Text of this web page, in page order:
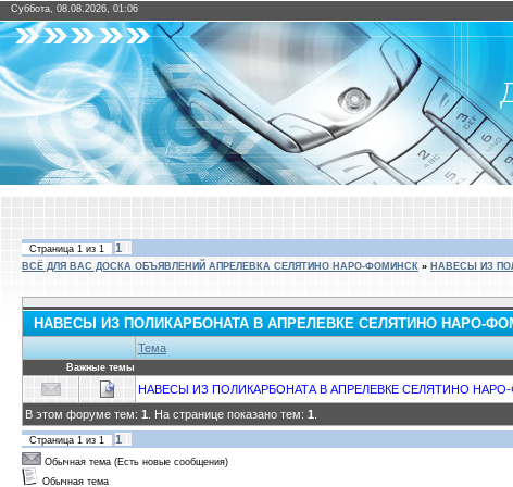
Суббота, 08.08.2026, 01:06
Страница 1 из 1 1
ВСЁ ДЛЯ ВАС ДОСКА ОБЪЯВЛЕНИЙ АПРЕЛЕВКА СЕЛЯТИНО НАРО-ФОМИНСК » НАВЕСЫ ИЗ
НАВЕСЫ ИЗ ПОЛИКАРБОНАТА В АПРЕЛЕВКЕ СЕЛЯТИНО НАРО-
Тема
Важные темы
НАВЕСЫ ИЗ ПОЛИКАРБОНАТА В АПРЕЛЕВКЕ СЕЛЯТИНО
В этом форуме тем: 1 . На странице показано тем: 1
Страница 1 из 1 1
Обычная тема (Есть новые сообщения)
Обычная тема